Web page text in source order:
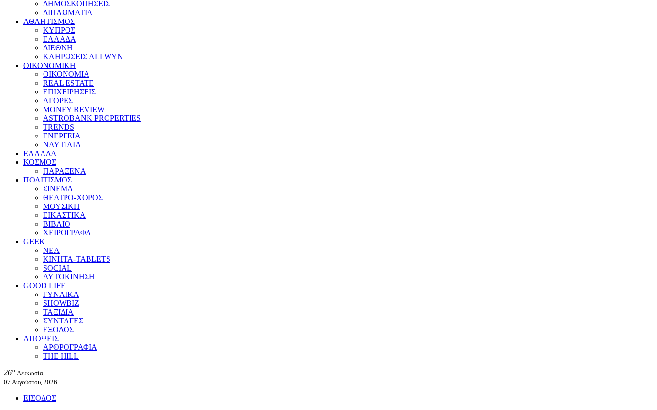
ΔΗΜΟΣΚΟΠΗΣΕΙΣ
ΔΙΠΛΩΜΑΤΙΑ
ΑΘΛΗΤΙΣΜΟΣ
ΚΥΠΡΟΣ
ΕΛΛΑΔΑ
ΔΙΕΘΝΗ
ΚΛΗΡΩΣΕΙΣ ALLWYN
ΟΙΚΟΝΟΜΙΚΗ
ΟΙΚΟΝΟΜΙΑ
REAL ESTATE
ΕΠΙΧΕΙΡΗΣΕΙΣ
ΑΓΟΡΕΣ
MONEY REVIEW
ASTROBANK PROPERTIES
TRENDS
ΕΝΕΡΓΕΙΑ
ΝΑΥΤΙΛΙΑ
ΕΛΛΑΔΑ
ΚΟΣΜΟΣ
ΠΑΡΑΞΕΝΑ
ΠΟΛΙΤΙΣΜΟΣ
ΣΙΝΕΜΑ
ΘΕΑΤΡΟ-ΧΟΡΟΣ
ΜΟΥΣΙΚΗ
ΕΙΚΑΣΤΙΚΑ
ΒΙΒΛΙΟ
ΧΕΙΡΟΓΡΑΦΑ
GEEK
ΝΕΑ
ΚΙΝΗΤΑ-TABLETS
SOCIAL
ΑΥΤΟΚΙΝΗΣΗ
GOOD LIFE
ΓΥΝΑΙΚΑ
SHOWBIZ
ΤΑΞΙΔΙΑ
ΣΥΝΤΑΓΕΣ
ΕΞΟΔΟΣ
ΑΠΟΨΕΙΣ
ΑΡΘΡΟΓΡΑΦΙΑ
THE HILL
26° Λευκωσία,
07 Αυγούστου, 2026
ΕΙΣΟΔΟΣ